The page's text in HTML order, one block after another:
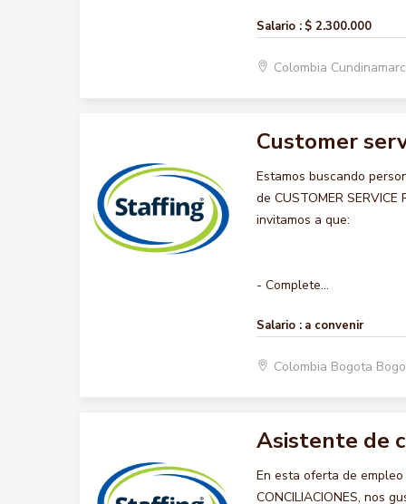
Salario : $ 2.300.000
Colombia
Customer
Estamos buscando
de CUSTOMER
invitamos a que:
- Complete...
Salario : a convenir
Colombia Bogota
Asistente de
En esta oferta de
CONCILIACIONES, nos